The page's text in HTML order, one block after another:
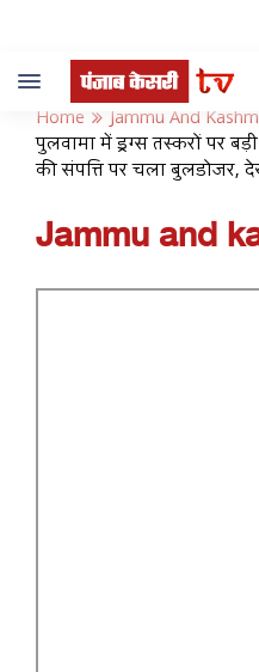
Toggle
navigation
Home
Jammu And
पुलवामा में ड्रग्स तस्करों पर
की संपत्ति पर चला बुलडोजर,
Jammu and